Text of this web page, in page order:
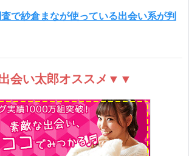
で紗倉まなが使っている出会い系が判
会い太郎オススメ▼▼